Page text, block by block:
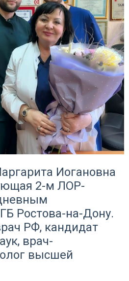
Иогановна
2-м ЛОР-
Ростова-на-Дону.
РФ, кандидат
врач-
высшей